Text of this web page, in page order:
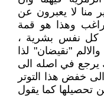
منا لا يعبرون عن
وهذا هو قمة
كل نفس بشرية ،
"نقيضان" لذا
يرجع في اصله الى
خفض هذا التوتر
تحصيلها كما يقول